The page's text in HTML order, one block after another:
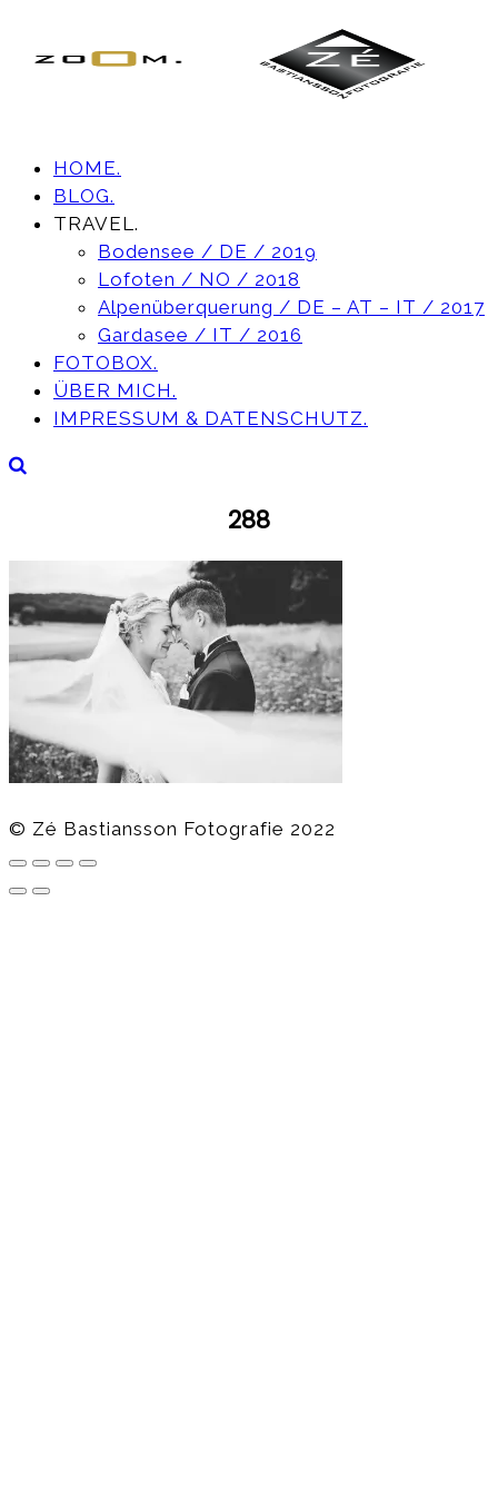
HOME.
BLOG.
TRAVEL.
Bodensee / DE / 2019
Lofoten / NO / 2018
Alpenüberquerung / DE – AT – IT / 2017
Gardasee / IT / 2016
FOTOBOX.
ÜBER MICH.
IMPRESSUM & DATENSCHUTZ.
288
© Zé Bastiansson Fotografie 2022